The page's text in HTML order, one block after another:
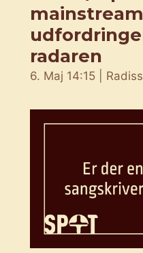
radaren
6. Maj 14:15 |